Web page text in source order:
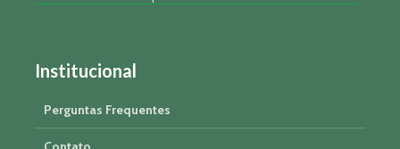
Institucional
Perguntas Frequentes